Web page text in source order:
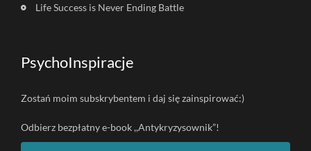
Life Success is Never Ending Battle
PsychoInspiracje
Zostań moim subskrybentem i daj się zainspirować:)
Odbierz bezpłatny e-book ,,Antykryzysownik”!